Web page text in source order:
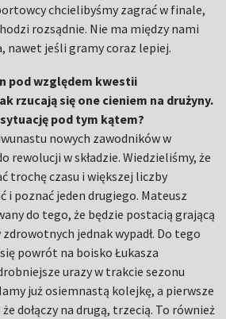
chcielibyśmy zagrać w finale,
rozsądnie. Nie ma między nami
nawet jeśli gramy coraz lepiej.
pod względem kwestii
rzucają się one cieniem na drużyny.
pod tym kątem?
nowych zawodników w
rewolucji w składzie. Wiedzieliśmy, że
trochę czasu i większej liczby
i poznać jeden drugiego. Mateusz
do tego, że będzie postacią grającą
jednak wypadł. Do tego
się powrót na boisko Łukasza
urazy w trakcie sezonu
już osiemnastą kolejkę, a pierwsze
dołączy na drugą, trzecią. To również